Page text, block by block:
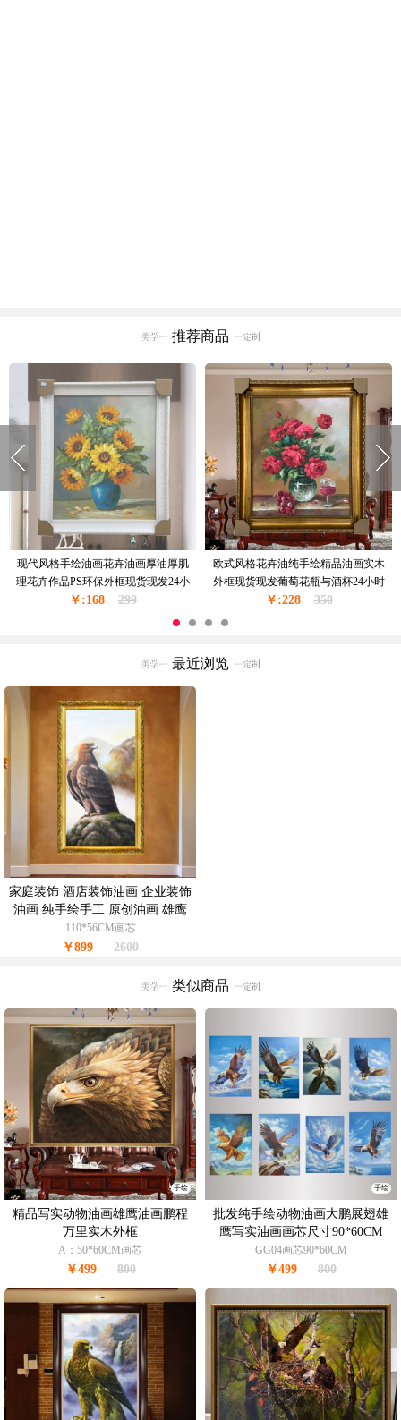
推荐商品
现代风格手绘油画花卉油画厚油厚肌
理花卉作品PS环保外框现货现发24小
时之内发货
￥:168 299
欧式风格花卉油纯手绘精品油画实木
外框现货现发葡萄花瓶与酒杯24小时
之内发货
￥:228 350
最近浏览
家庭装饰 酒店装饰油画 企业装饰
油画 纯手绘手工 原创油画 雄鹰
线条框
110*56CM画芯
￥899 2600
类似商品
手绘
精品写实动物油画雄鹰油画鹏程
万里实木外框
A：50*60CM画芯
￥499 800
手绘
批发纯手绘动物油画大鹏展翅雄
鹰写实油画画芯尺寸90*60CM
GG04画芯90*60CM
￥499 800